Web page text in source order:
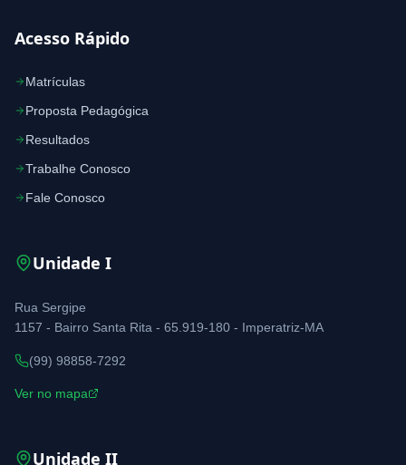
Acesso Rápido
Matrículas
Proposta Pedagógica
Resultados
Trabalhe Conosco
Fale Conosco
Unidade I
Rua Sergipe
1157 - Bairro Santa Rita - 65.919-180 - Imperatriz-MA
(99) 98858-7292
Ver no mapa
Unidade II